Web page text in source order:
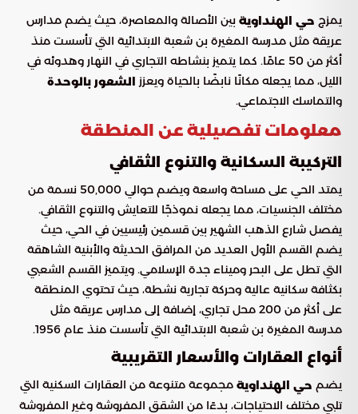
يمزج حي الهنداوية بين الأصالة والمعاصرة، حيث يضم مدارس
عريقة مثل مدرسة المغيرة بن شعبة الابتدائية التي تأسست منذ
أكثر من 50 عامًا. كما يتميز بنشاطه التجاري في النهار وهدوئه في
الليل، مما يجعله مكانًا نابضًا بالحياة ويعزز الشعور بالوحدة
والتماسك الاجتماعي.
معلومات تفصيلية عن المنطقة
التركيبة السكانية والتنوع الثقافي
يمتد الحي على مساحة واسعة ويضم حوالي 50,000 نسمة من
مختلف الجنسيات، مما يجعله نموذجًا للتعايش والتنوع الثقافي.
يفصل شارع الذهب الشهير بين قسمين رئيسيين في الحي، حيث
يضم القسم الأول العديد من المرافق الحديثة والأبنية الشاهقة
التي تطل على البحر وميناء جدة الإسلامي. ويتميز القسم الشعبي
بكثافة سكانية عالية وحركة تجارية نشطة، حيث تحتوي المنطقة
على أكثر من 200 محل تجاري، إضافة إلى مدارس عريقة مثل
مدرسة المغيرة بن شعبة الابتدائية التي تأسست منذ عام 1956.
أنواع العقارات والأسعار التقريبية
يضم حي الهنداوية مجموعة متنوعة من العقارات السكنية التي
تلبي مختلف الاحتياجات، بدءًا من الشقق المفروشة وغير المفروشة